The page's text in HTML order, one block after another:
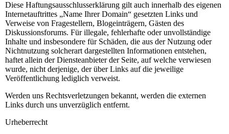
Diese Haftungsausschlusserklärung gilt auch innerhalb des eigenen
Internetauftrittes „Name Ihrer Domain“ gesetzten Links und
Verweise von Fragestellern, Blogeinträgern, Gästen des
Diskussionsforums. Für illegale, fehlerhafte oder unvollständige
Inhalte und insbesondere für Schäden, die aus der Nutzung oder
Nichtnutzung solcherart dargestellten Informationen entstehen,
haftet allein der Diensteanbieter der Seite, auf welche verwiesen
wurde, nicht derjenige, der über Links auf die jeweilige
Veröffentlichung lediglich verweist.
Werden uns Rechtsverletzungen bekannt, werden die externen
Links durch uns unverzüglich entfernt.
Urheberrecht